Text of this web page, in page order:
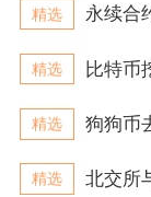
精选 永续合
精选 比特币
精选 狗狗币
精选 北交所